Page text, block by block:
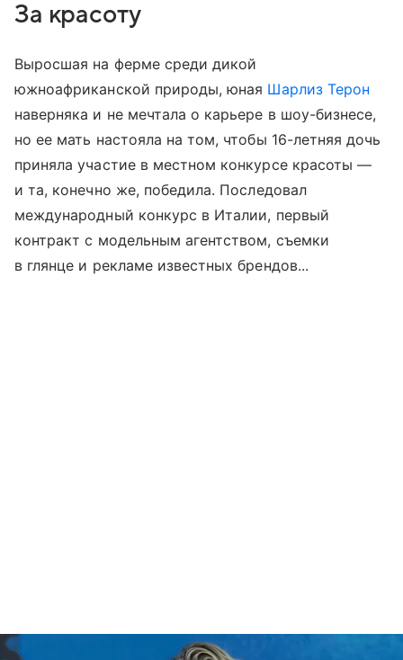
За красоту
Выросшая на ферме среди дикой
южноафриканской природы, юная Шарлиз Терон
наверняка и не мечтала о карьере в шоу-бизнесе,
но ее мать настояла на том, чтобы 16-летняя дочь
приняла участие в местном конкурсе красоты —
и та, конечно же, победила. Последовал
международный конкурс в Италии, первый
контракт с модельным агентством, съемки
в глянце и рекламе известных брендов...